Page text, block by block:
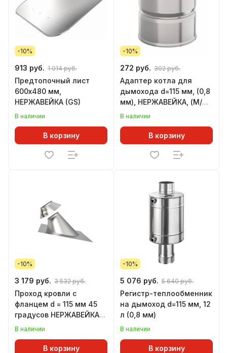
-10%
913 руб. 1 014 руб.
Предтопочный лист
600х480 мм,
НЕРЖАВЕЙКА (GS)
В наличии
В корзину
-10%
272 руб. 302 руб.
Адаптер котла для
дымохода d=115 мм, (0,8
мм), НЕРЖАВЕЙКА, (М/М)
(GS)
В наличии
В корзину
-10%
3 179 руб. 3 532 руб.
Проход кровли с
фланцем d = 115 мм 45
градусов НЕРЖАВЕЙКА
(GS)
В наличии
В корзину
-10%
5 076 руб. 5 640 руб.
Регистр-теплообменник
на дымоход d=115 мм, 12
л (0,8 мм)
В наличии
В корзину